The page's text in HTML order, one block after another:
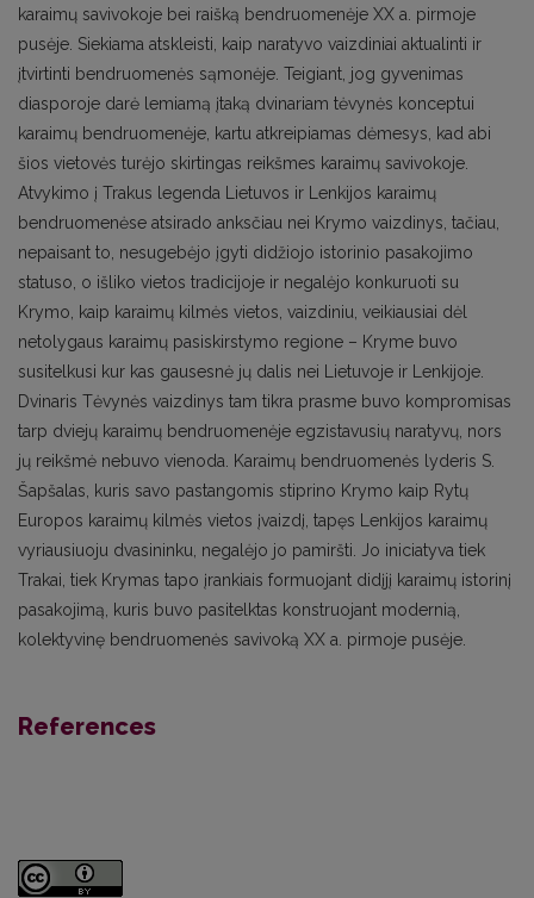
karaimų savivokoje bei raišką bendruomenėje XX a. pirmoje
pusėje. Siekiama atskleisti, kaip naratyvo vaizdiniai aktualinti ir
įtvirtinti bendruomenės sąmonėje. Teigiant, jog gyvenimas
diasporoje darė lemiamą įtaką dvinariam tėvynės konceptui
karaimų bendruomenėje, kartu atkreipiamas dėmesys, kad abi
šios vietovės turėjo skirtingas reikšmes karaimų savivokoje.
Atvykimo į Trakus legenda Lietuvos ir Lenkijos karaimų
bendruomenėse atsirado anksčiau nei Krymo vaizdinys, tačiau,
nepaisant to, nesugebėjo įgyti didžiojo istorinio pasakojimo
statuso, o išliko vietos tradicijoje ir negalėjo konkuruoti su
Krymo, kaip karaimų kilmės vietos, vaizdiniu, veikiausiai dėl
netolygaus karaimų pasiskirstymo regione – Kryme buvo
susitelkusi kur kas gausesnė jų dalis nei Lietuvoje ir Lenkijoje.
Dvinaris Tėvynės vaizdinys tam tikra prasme buvo kompromisas
tarp dviejų karaimų bendruomenėje egzistavusių naratyvų, nors
jų reikšmė nebuvo vienoda. Karaimų bendruomenės lyderis S.
Šapšalas, kuris savo pastangomis stiprino Krymo kaip Rytų
Europos karaimų kilmės vietos įvaizdį, tapęs Lenkijos karaimų
vyriausiuoju dvasininku, negalėjo jo pamiršti. Jo iniciatyva tiek
Trakai, tiek Krymas tapo įrankiais formuojant didįjį karaimų istorinį
pasakojimą, kuris buvo pasitelktas konstruojant modernią,
kolektyvinę bendruomenės savivoką XX a. pirmoje pusėje.
References